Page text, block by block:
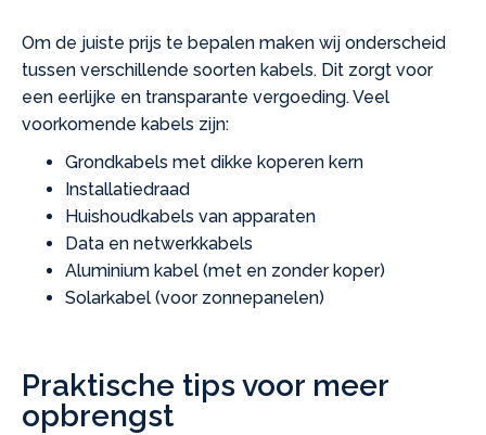
Om de juiste prijs te bepalen maken wij onderscheid
tussen verschillende soorten kabels. Dit zorgt voor
een eerlijke en transparante vergoeding. Veel
voorkomende kabels zijn:
Grondkabels met dikke koperen kern
Installatiedraad
Huishoudkabels van apparaten
Data en netwerkkabels
Aluminium kabel (met en zonder koper)
Solarkabel (voor zonnepanelen)
Praktische tips voor meer
opbrengst